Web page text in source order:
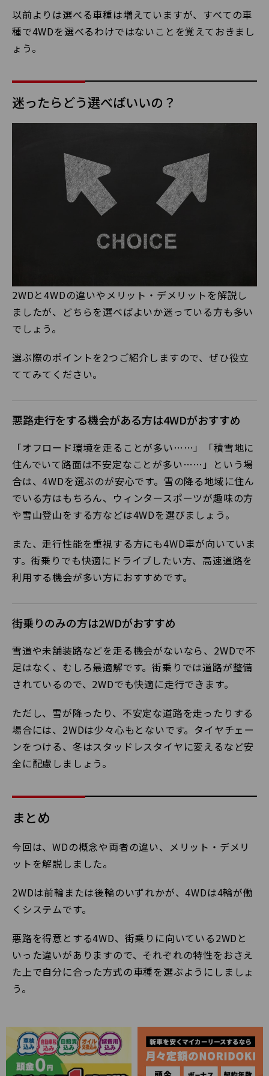
以前よりは選べる車種は増えていますが、すべての車
種で4WDを選べるわけではないことを覚えておきまし
ょう。
迷ったらどう選べばいいの？
2WDと4WDの違いやメリット・デメリットを解説し
ましたが、どちらを選べばよいか迷っている方も多い
でしょう。
選ぶ際のポイントを2つご紹介しますので、ぜひ役立
ててみてください。
悪路走行をする機会がある方は4WDがおすすめ
「オフロード環境を走ることが多い……」「積雪地に
住んでいて路面は不安定なことが多い……」という場
合は、4WDを選ぶのが安心です。雪の降る地域に住ん
でいる方はもちろん、ウィンタースポーツが趣味の方
や雪山登山をする方などは4WDを選びましょう。
また、走行性能を重視する方にも4WD車が向いていま
す。街乗りでも快適にドライブしたい方、高速道路を
利用する機会が多い方におすすめです。
街乗りのみの方は2WDがおすすめ
雪道や未舗装路などを走る機会がないなら、2WDで不
足はなく、むしろ最適解です。街乗りでは道路が整備
されているので、2WDでも快適に走行できます。
ただし、雪が降ったり、不安定な道路を走ったりする
場合には、2WDは少々心もとないです。タイヤチェー
ンをつける、冬はスタッドレスタイヤに変えるなど安
全に配慮しましょう。
まとめ
今回は、WDの概念や両者の違い、メリット・デメリ
ットを解説しました。
2WDは前輪または後輪のいずれかが、4WDは4輪が働
くシステムです。
悪路を得意とする4WD、街乗りに向いている2WDと
いった違いがありますので、それぞれの特性をおさえ
た上で自分に合った方式の車種を選ぶようにしましょ
う。